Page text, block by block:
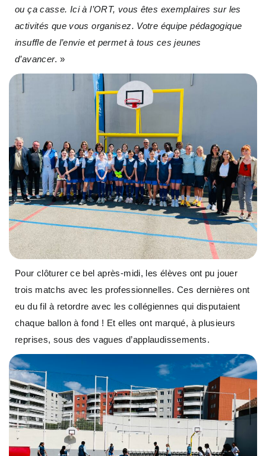
ou ça casse. Ici à l’ORT, vous êtes exemplaires sur les
activités que vous organisez. Votre équipe pédagogique
insuffle de l’envie et permet à tous ces jeunes
d’avancer. »
Pour clôturer ce bel après-midi, les élèves ont pu jouer
trois matchs avec les professionnelles. Ces dernières ont
eu du fil à retordre avec les collégiennes qui disputaient
chaque ballon à fond ! Et elles ont marqué, à plusieurs
reprises, sous des vagues d’applaudissements.